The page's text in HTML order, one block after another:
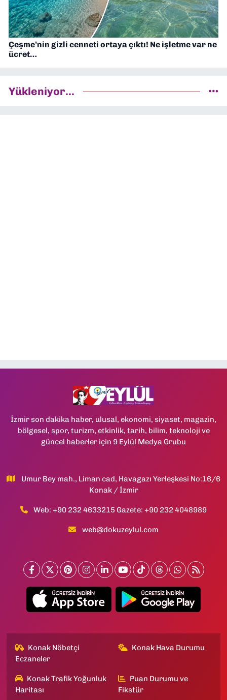
Çeşme’nin gizli cenneti ortaya çıktı! Ne işletme var ne
ücret…
Yükleniyor...
İzmir son dakika haber, ulusal, ekonomi, siyaset, magazin,
bölgesel, spor, turizm, etkinlik, tarih, bilim, teknoloji ve
güncel haberler için 9 Eylül Medya Grubu
Umur Bey mah., Liman cad, Havagazı Yerleşkesi No:16/6
Konak / İzmir
Web: +90 232 4633215 Gazete: +90 232 4048989
web@dokuzeylul.com
Konak Nöbetçi
Eczaneler
Konak Hava Durumu
Konak Trafik Yoğunluk
Haritası
Puan Durumu ve
Fikstür